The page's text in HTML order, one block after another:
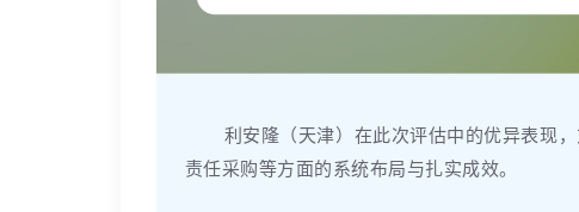
利安隆（天津）在此次评估中的优异表现
责任采购等方面的系统布局与扎实成效。